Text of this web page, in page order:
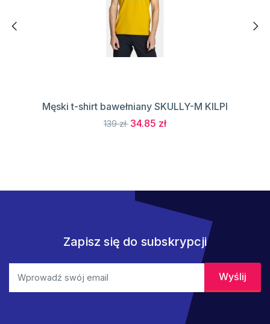
Męski t-shirt bawełniany SKULLY-M KILPI
139 zł 34.85 zł
Zapisz się do subskrypcji